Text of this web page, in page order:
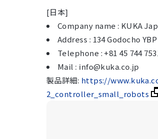
[日本]
Company name : KUKA
Address : 134 Godocho
Telephone : +81 45 744
Mail : info@kuka.co.jp
製品詳細: https://
2_controller_small_robots